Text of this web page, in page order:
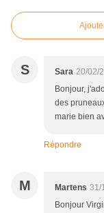
S Sara 20/02/
Bonjour,
des
marie bien
Répondre
M Martens 31/
Bonjour